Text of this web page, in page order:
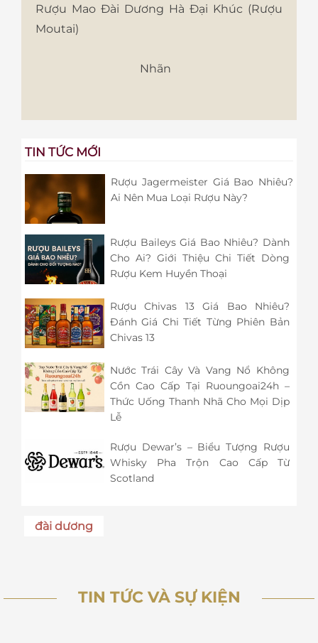
Rượu Mao Đài Dương Hà Đại Khúc (Rượu
Moutai)
Nhãn
TIN TỨC MỚI
Rượu Jagermeister Giá Bao Nhiêu?
Ai Nên Mua Loại Rượu Này?
Rượu Baileys Giá Bao Nhiêu? Dành
Cho Ai? Giới Thiệu Chi Tiết Dòng
Rượu Kem Huyền Thoại
Rượu Chivas 13 Giá Bao Nhiêu?
Đánh Giá Chi Tiết Từng Phiên Bản
Chivas 13
Nước Trái Cây Và Vang Nổ Không
Cồn Cao Cấp Tại Ruoungoai24h –
Thức Uống Thanh Nhã Cho Mọi Dịp
Lễ
Rượu Dewar’s – Biểu Tượng Rượu
Whisky Pha Trộn Cao Cấp Từ
Scotland
đài dương
TIN TỨC VÀ SỰ KIỆN